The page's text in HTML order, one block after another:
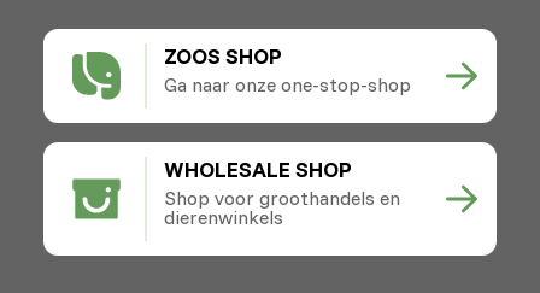
ZOOS SHOP
Ga naar onze one-stop-shop
WHOLESALE SHOP
Shop voor groothandels en
dierenwinkels